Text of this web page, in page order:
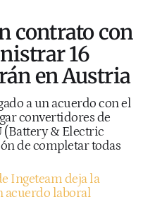
contrato con
16
en Austria
a un acuerdo con el
convertidores de
(Battery & Electric
de completar todas
Ingeteam deja la
acuerdo laboral